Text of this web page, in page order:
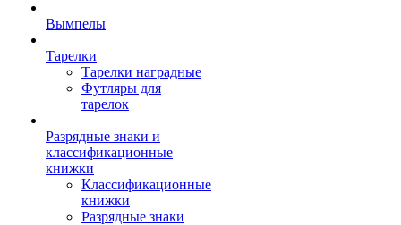
Вымпелы
Тарелки
Тарелки наградные
Футляры для
тарелок
Разрядные знаки и
классификационные
книжки
Классификационные
книжки
Разрядные знаки